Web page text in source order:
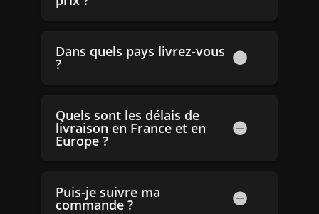
Dans quels pays livrez-vous
?
Quels sont les délais de
livraison en France et en
Europe ?
Puis-je suivre ma
commande ?